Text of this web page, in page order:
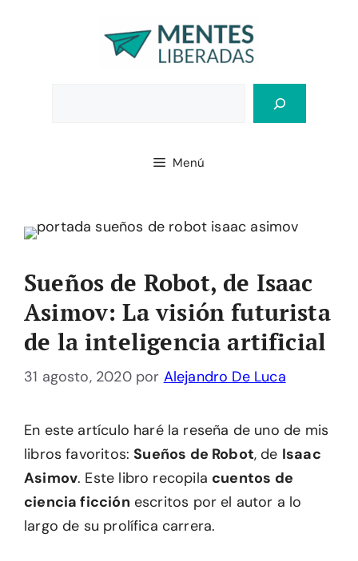
Menú
Sueños de Robot, de Isaac
Asimov: La visión futurista
de la inteligencia artificial
31 agosto, 2020 por Alejandro De Luca
En este artículo haré la reseña de uno de mis
libros favoritos:Sueños de Robot, de Isaac
Asimov. Este libro recopila cuentos de
ciencia ficción escritos por el autor a lo
largo de su prolífica carrera.